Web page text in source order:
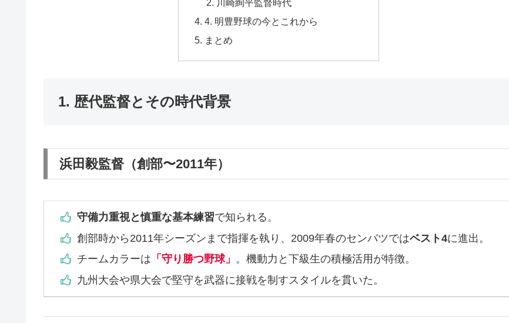
川崎絢平監督時代
4. 明豊野球の今とこれから
まとめ
1. 歴代監督とその時代背景
浜田毅監督（創部〜2011年）
守備力重視と慎重な基本練習で知られる。
創部時から2011年シーズンまで指揮を執り、2009年春のセンバツではベスト4に進出。
チームカラーは 「守り勝つ野球」 。機動力と下級生の積極活用が特徴。
九州大会や県大会で堅守を武器に接戦を制すスタイルを貫いた。